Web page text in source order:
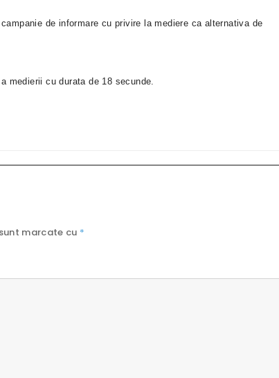
de informare cu privire la mediere ca alternativa de
medierii cu durata de 18 secunde.
marcate cu *